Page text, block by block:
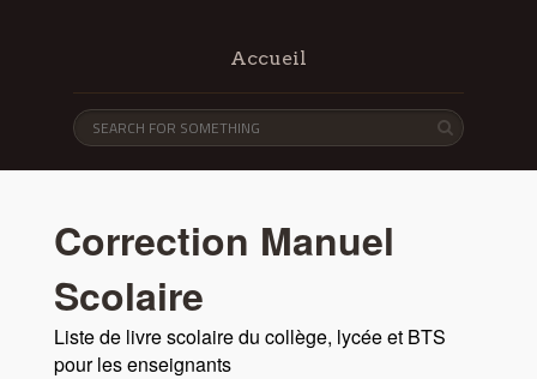
Accueil
Correction Manuel
Scolaire
Liste de livre scolaire du collège, lycée et BTS
pour les enseignants